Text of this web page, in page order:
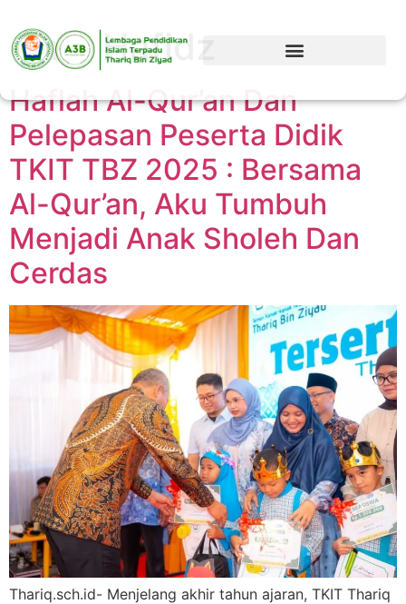
Tag: Hafidz
Haflah Al-Qur’an Dan
Pelepasan Peserta Didik
TKIT TBZ 2025 : Bersama
Al-Qur’an, Aku Tumbuh
Menjadi Anak Sholeh Dan
Cerdas
Thariq.sch.id- Menjelang akhir tahun ajaran, TKIT Thariq